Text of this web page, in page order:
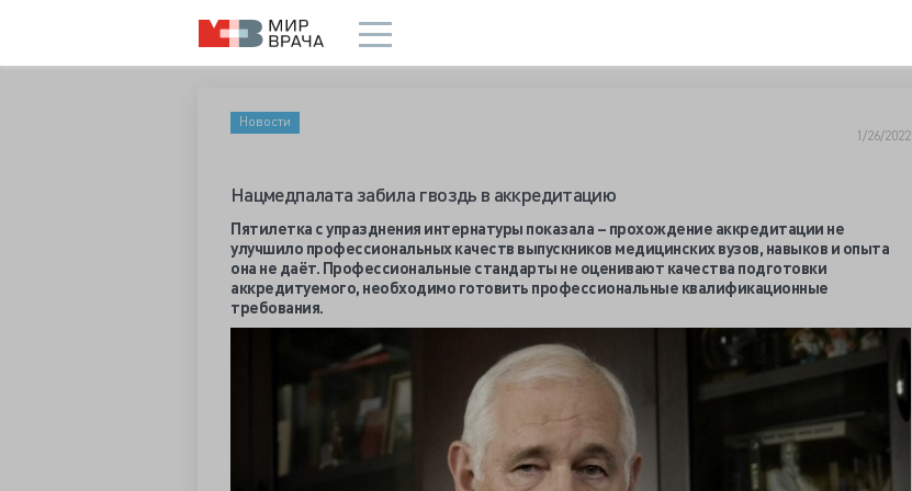
Новости
1/26/2022
Нацмедпалата забила гвоздь в аккредитацию
Пятилетка с упразднения интернатуры показала – прохождение аккредитации не
улучшило профессиональных качеств выпускников медицинских вузов, навыков и опыта
она не даёт. Профессиональные стандарты не оценивают качества подготовки
аккредитуемого, необходимо готовить профессиональные квалификационные
требования.